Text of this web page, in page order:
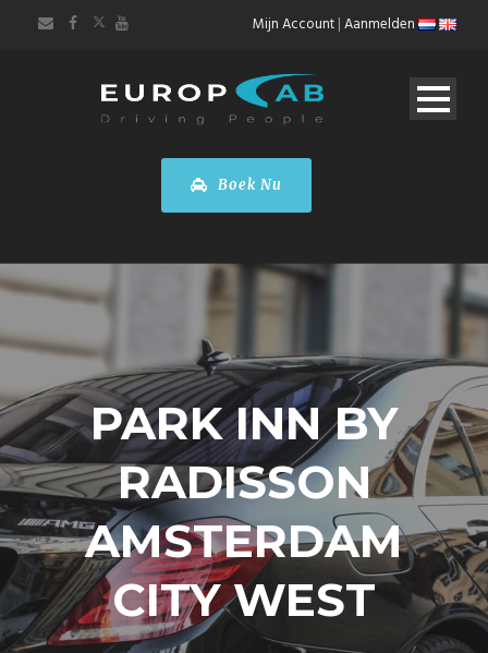
Mijn Account|Aanmelden
Boek Nu
PARK INN BY
RADISSON
AMSTERDAM
CITY WEST